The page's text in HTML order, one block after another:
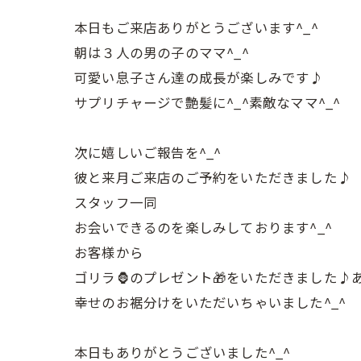
本日もご来店ありがとうございます^_^
朝は３人の男の子のママ^_^
可愛い息子さん達の成長が楽しみです♪
サプリチャージで艶髪に^_^素敵なママ^_^
次に嬉しいご報告を^_^
彼と来月ご来店のご予約をいただきました♪
スタッフ一同
お会いできるのを楽しみしております^_^
お客様から
ゴリラ🦍のプレゼント🎁をいただきました♪
幸せのお裾分けをいただいちゃいました^_^
本日もありがとうございました^_^